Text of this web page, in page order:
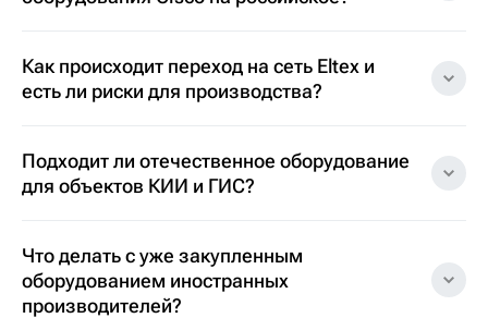
Как происходит переход на сеть Eltex и
есть ли риски для производства?
Подходит ли отечественное оборудование
для объектов КИИ и ГИС?
Что делать с уже закупленным
оборудованием иностранных
производителей?